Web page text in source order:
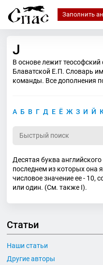
Заполнить
J
В основе лежит
Блаватской Е.П. Словарь
команды. Все дополнения
А Б В Г Д Е Ё Ж З И Й
Десятая буква
последнем из которых она
числовое значение ее - 10,
или один. (См. также I).
Статьи
Наши статьи
Другие авторы